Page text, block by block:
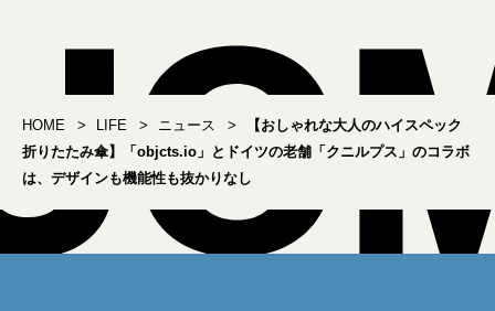
HOME LIFE ニュース
【おしゃれな大人のハイスペック
折りたたみ傘】「objcts.io」とドイツの老舗「クニルプス」のコラボ
は、デザインも機能性も抜かりなし